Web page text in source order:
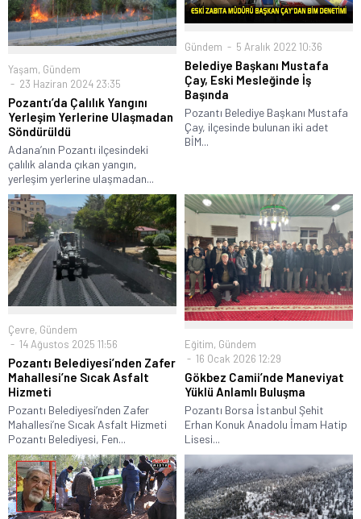
Yaşam, Gündem
23 Haziran 2024 23:35
Pozantı’da Çalılık Yangını
Yerleşim Yerlerine Ulaşmadan
Söndürüldü
Adana’nın Pozantı ilçesindeki
çalılık alanda çıkan yangın,
yerleşim yerlerine ulaşmadan...
Gündem 5 Aralık 2022 10:36
Belediye Başkanı Mustafa
Çay, Eski Mesleğinde İş
Başında
Pozantı Belediye Başkanı Mustafa
Çay, ilçesinde bulunan iki adet
BİM...
Çevre, Gündem
14 Ağustos 2025 11:56
Pozantı Belediyesi’nden Zafer
Mahallesi’ne Sıcak Asfalt
Hizmeti
Pozantı Belediyesi’nden Zafer
Mahallesi’ne Sıcak Asfalt Hizmeti
Pozantı Belediyesi, Fen...
Eğitim, Gündem
16 Ocak 2026 12:29
Gökbez Camii’nde Maneviyat
Yüklü Anlamlı Buluşma
Pozantı Borsa İstanbul Şehit
Erhan Konuk Anadolu İmam Hatip
Lisesi...